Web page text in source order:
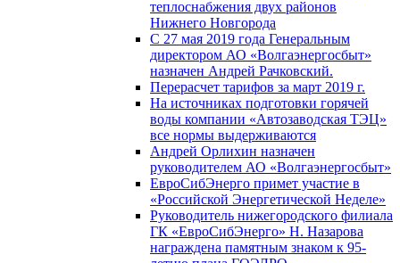
теплоснабжения двух районов
Нижнего Новгорода
С 27 мая 2019 года Генеральным
директором АО «Волгаэнергосбыт»
назначен Андрей Рачковский.
Перерасчет тарифов за март 2019 г.
На источниках подготовки горячей
воды компании «Автозаводская ТЭЦ»
все нормы выдерживаются
Андрей Орлихин назначен
руководителем АО «Волгаэнергосбыт»
ЕвроСибЭнерго примет участие в
«Российской Энергетической Неделе»
Руководитель нижегородского филиала
ГК «ЕвроСибЭнерго» Н. Назарова
награждена памятным знаком к 95-